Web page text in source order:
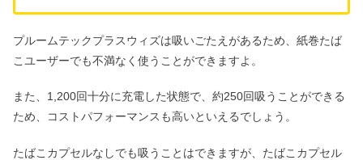
プルームテックプラスウィズは吸いごたえがあるため、紙巻たば
こユーザーでも不満なく使うことができますよ。
また、1,200回十分に充電した状態で、約250回吸うことができる
ため、コストパフォーマンスも高いといえるでしょう。
たばこカプセルなしでも吸うことはできますが、たばこカプセル